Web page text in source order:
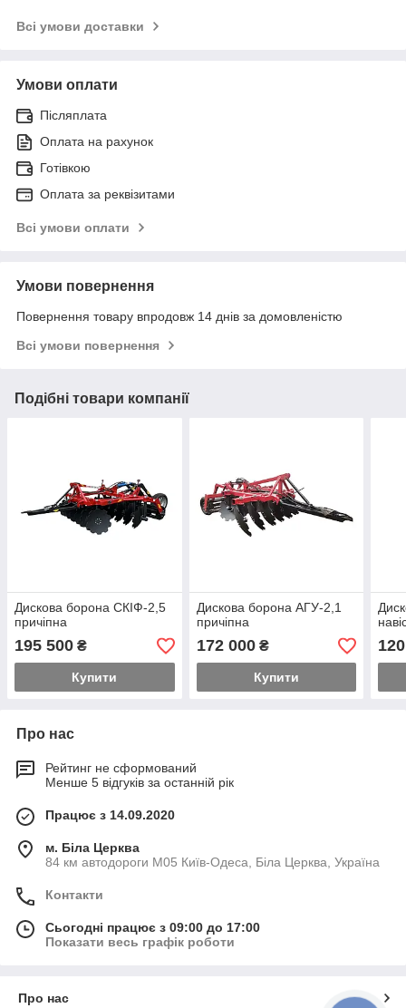
Всі умови доставки
Умови оплати
Післяплата
Оплата на рахунок
Готівкою
Оплата за реквізитами
Всі умови оплати
Умови повернення
Повернення товару впродовж 14 днів за домовленістю
Всі умови повернення
Подібні товари компанії
Дискова борона СКІФ-2,5
причіпна
195 500 ₴
Купити
Дискова борона АГУ-2,1
причіпна
172 000₴
Купити
Про нас
Рейтинг не сформований
Менше 5 відгуків за останній рік
Працює з 14.09.2020
м. Біла Церква
84 км автодороги М05 Київ-Одеса, Біла Церква, Україна
Контакти
Сьогодні працює з 09:00 до 17:00
Показати весь графік роботи
Про нас